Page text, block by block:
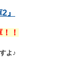
』
！
よ♪